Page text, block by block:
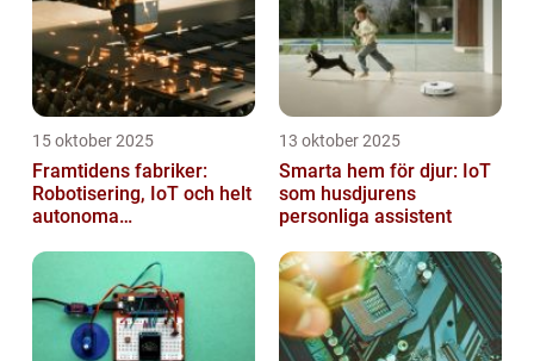
15 oktober 2025
Framtidens fabriker:
Robotisering, IoT och helt
autonoma
13 oktober 2025
Smarta hem för djur: IoT
som husdjurens
personliga assistent